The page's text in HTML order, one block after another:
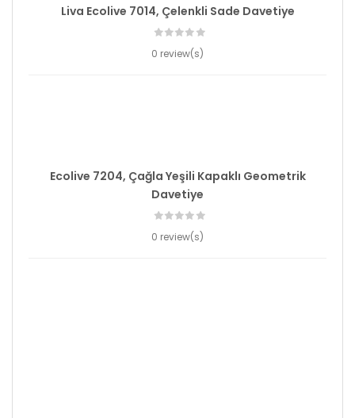
Liva Ecolive 7014, Çelenkli Sade Davetiye
0 review(s)
Ecolive 7204, Çağla Yeşili Kapaklı Geometrik
Davetiye
0 review(s)